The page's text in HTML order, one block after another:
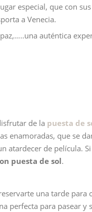
especial, que con
a Venecia.
auténtica
de la puesta de
enamoradas, que se
atardecer de película.
puesta de sol.
una tarde para
perfecta para pasear